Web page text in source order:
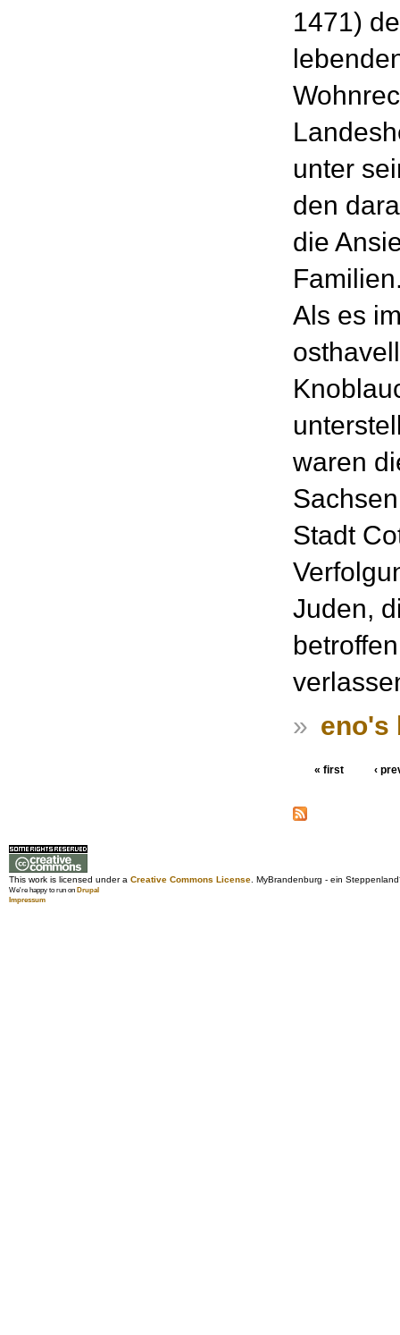
1471)
unter
den
die
Als es
waren
Stadt
Juden,
» eno's
« first ‹
This work is licensed under a Creative Commons License. MyBrandenburg - ein
We're happy to run on Drupal
Impressum